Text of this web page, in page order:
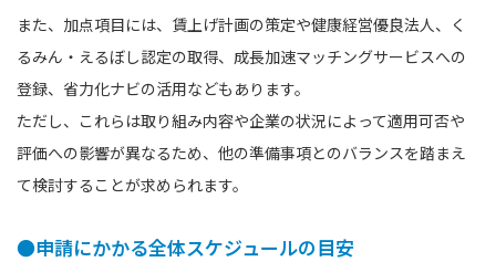
また、加点項目には、賃上げ計画の策定や健康経営優良法人、く
るみん・えるぼし認定の取得、成長加速マッチングサービスへの
登録、省力化ナビの活用などもあります。
ただし、これらは取り組み内容や企業の状況によって適用可否や
評価への影響が異なるため、他の準備事項とのバランスを踏まえ
て検討することが求められます。
●申請にかかる全体スケジュールの目安